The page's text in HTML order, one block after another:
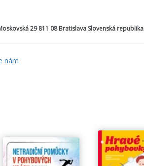
29 811 08 Bratislava Slovenská republika
nám